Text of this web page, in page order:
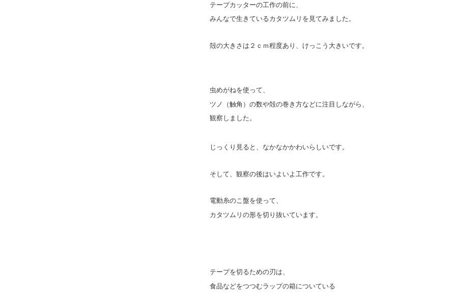
テープカッターの工作の前に、
みんなで生きているカタツムリを見てみました。
殻の大きさは２ｃｍ程度あり、けっこう大きいです。
虫めがねを使って、
ツノ（触角）の数や殻の巻き方などに注目しながら、
観察しました。
じっくり見ると、なかなかかわいらしいです。
そして、観察の後はいよいよ工作です。
電動糸のこ盤を使って、
カタツムリの形を切り抜いています。
テープを切るための刃は、
食品などをつつむラップの箱についている